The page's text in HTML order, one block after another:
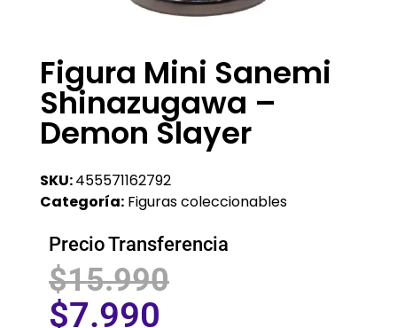
Figura Mini Sanemi
Shinazugawa –
Demon Slayer
SKU:455571162792
Categoría: Figuras coleccionables
Precio Transferencia
$15.990
$7.990